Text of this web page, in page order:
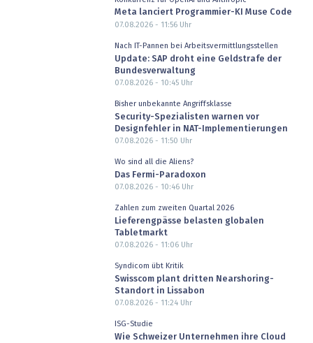
Meta lanciert Programmier-KI Muse Code
07.08.2026 - 11:56Uhr
Nach IT-Pannen bei Arbeitsvermittlungsstellen
Update: SAP droht eine Geldstrafe der
Bundesverwaltung
07.08.2026 - 10:45Uhr
Bisher unbekannte Angriffsklasse
Security-Spezialisten warnen vor
Designfehler in NAT-Implementierungen
07.08.2026 - 11:50 Uhr
Wo sind all die Aliens?
Das Fermi-Paradoxon
07.08.2026 - 10:46Uhr
Zahlen zum zweiten Quartal 2026
Lieferengpässe belasten globalen
Tabletmarkt
07.08.2026 - 11:06Uhr
Syndicom übt Kritik
Swisscom plant dritten Nearshoring-
Standort in Lissabon
07.08.2026 - 11:24Uhr
ISG-Studie
Wie Schweizer Unternehmen ihre Cloud